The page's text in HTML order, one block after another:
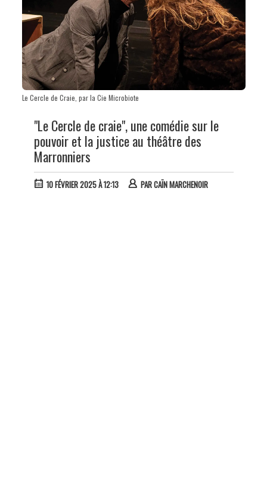
Le Cercle de Craie, par la Cie Microbiote
"Le Cercle de craie", une comédie sur le
pouvoir et la justice au théâtre des
Marronniers
10 FÉVRIER 2025 À 12:13 PARCAÏN MARCHENOIR